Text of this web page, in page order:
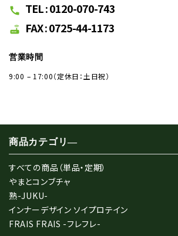
call TEL : 0120-070-743
router FAX : 0725-44-1173
営業時間
9:00 – 17:00（定休日：土日祝）
商品カテゴリ―
すべての商品（単品・定期）
やまとコンブチャ
熟-JUKU-
インナーデザイン ソイプロテイン
FRAIS FRAIS -フレフレ-